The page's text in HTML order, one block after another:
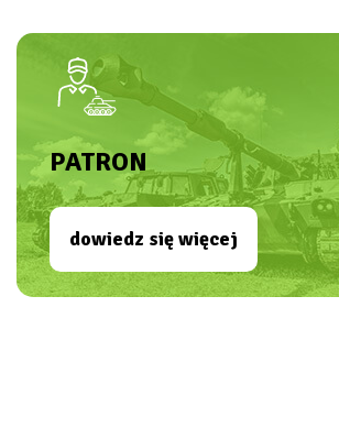
PATRON
dowiedz się więcej